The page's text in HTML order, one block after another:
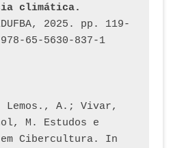
climática.
2025. pp. 119-
65-5630-837-1
Lemos., A.; Vivar,
M. Estudos e
Cibercultura. In